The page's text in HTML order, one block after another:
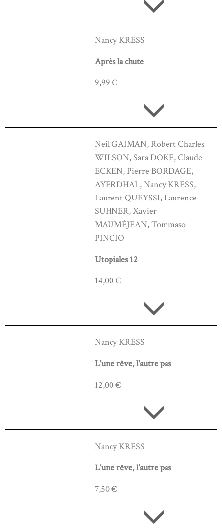
Nancy KRESS
Après la chute
9,99 €
Neil GAIMAN, Robert Charles
WILSON, Sara DOKE, Claude
ECKEN, Pierre BORDAGE,
AYERDHAL, Nancy KRESS,
Laurent QUEYSSI, Laurence
SUHNER, Xavier
MAUMÉJEAN, Tommaso
PINCIO
Utopiales 12
14,00 €
Nancy KRESS
L'une rêve, l'autre pas
12,00 €
Nancy KRESS
L'une rêve, l'autre pas
7,50 €